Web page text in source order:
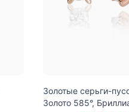
Золотые серьги-
Золото 585°,